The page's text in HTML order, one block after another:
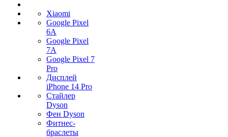
Xiaomi
Google Pixel
6A
Google Pixel
7А
Google Pixel 7
Pro
Дисплей
iPhone 14 Pro
Стайлер
Dyson
Фен Dyson
Фитнес-
браслеты